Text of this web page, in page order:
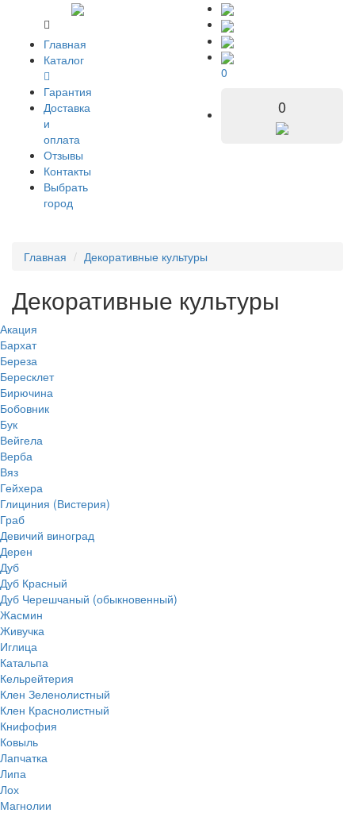
Главная
Каталог
Гарантия
Доставка
и
оплата
Отзывы
Контакты
Выбрать
город
0
0
Главная Декоративные культуры
Декоративные культуры
Акация
Бархат
Береза
Бересклет
Бирючина
Бобовник
Бук
Вейгела
Верба
Вяз
Гейхера
Глициния (Вистерия)
Граб
Девичий виноград
Дерен
Дуб
Дуб Красный
Дуб Черешчаный (обыкновенный)
Жасмин
Живучка
Иглица
Катальпа
Кельрейтерия
Клен Зеленолистный
Клен Краснолистный
Книфофия
Ковыль
Лапчатка
Липа
Лох
Магнолии